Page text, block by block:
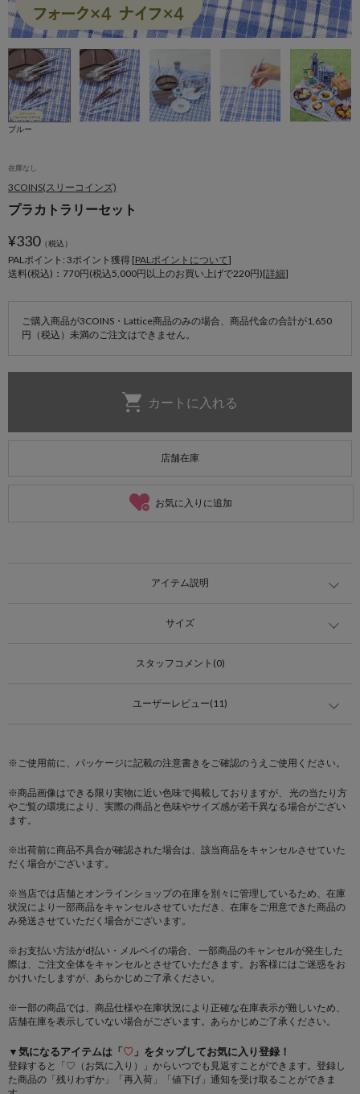
ブルー
在庫なし
3COINS(スリーコインズ)
プラカトラリーセット
¥330（税込）
PALポイント: 3ポイント獲得 [PALポイントについて]
送料(税込)：770円(税込5,000円以上のお買い上げで220円)[詳細]
ご購入商品が3COINS・Lattice商品のみの場合、商品代金の合計が1,650
円（税込）未満のご注文はできません。
店舗在庫
お気に入りに追加
アイテム説明
サイズ
スタッフコメント(0)
ユーザーレビュー(11)
※ご使用前に、パッケージに記載の注意書きをご確認のうえご使用ください。
※商品画像はできる限り実物に近い色味で掲載しておりますが、 光の当たり方
やご覧の環境により、実際の商品と色味やサイズ感が若干異なる場合がござい
ます。
※出荷前に商品不具合が確認された場合は、該当商品をキャンセルさせていた
だく場合がございます。
※当店では店舗とオンラインショップの在庫を別々に管理しているため、在庫
状況により一部商品をキャンセルさせていただき、在庫をご用意できた商品の
み発送させていただく場合がございます。
※お支払い方法がd払い・メルペイの場合、 一部商品のキャンセルが発生した
際は、ご注文全体をキャンセルとさせていただきます。お客様にはご迷惑をお
かけいたしますが、あらかじめご了承ください。
※一部の商品では、商品仕様や在庫状況により正確な在庫表示が難しいため、
店舗在庫を表示していない場合がございます。あらかじめご了承ください。
▼気になるアイテムは「♡ 」をタップしてお気に入り登録！
登録すると「♡（お気に入り）」からいつでも見返すことができます。登録し
た商品の「残りわずか」「再入荷」「値下げ」通知を受け取ることができま